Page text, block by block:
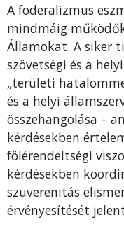
A föderalizmus
mindmáig
Államokat. A siker
szövetségi és a
„területi
és a helyi
összehangolása –
kérdésekben
fölérendeltségi
kérdésekben
szuverenitás
érvényesítését